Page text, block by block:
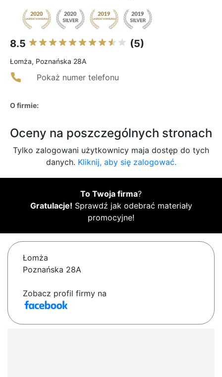
8.5 (5)
Łomża, Poznańska 28A
Pokaż numer telefonu
O firmie:
Oceny na poszczególnych stronach
Tylko zalogowani użytkownicy maja dostęp do tych
danych. Kliknij, aby się zalogować.
To Twoja firma?
Gratulacje! Sprawdź jak odebrać materiały
promocyjne!
Łomża
Poznańska 28A
Zobacz profil firmy na